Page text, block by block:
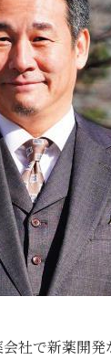
社で新薬開